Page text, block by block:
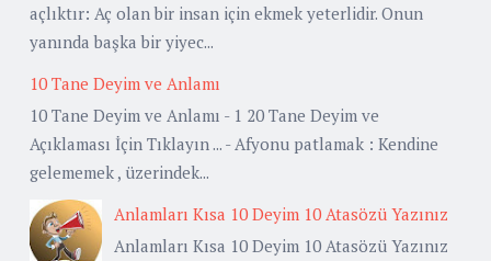
açlıktır: Aç olan bir insan için ekmek yeterlidir. Onun
yanında başka bir yiyec...
10 Tane Deyim ve Anlamı
10 Tane Deyim ve Anlamı - 1 20 Tane Deyim ve
Açıklaması İçin Tıklayın ... - Afyonu patlamak : Kendine
gelememek , üzerindek...
Anlamları Kısa 10 Deyim 10 Atasözü Yazınız
Anlamları Kısa 10 Deyim 10 Atasözü Yazınız